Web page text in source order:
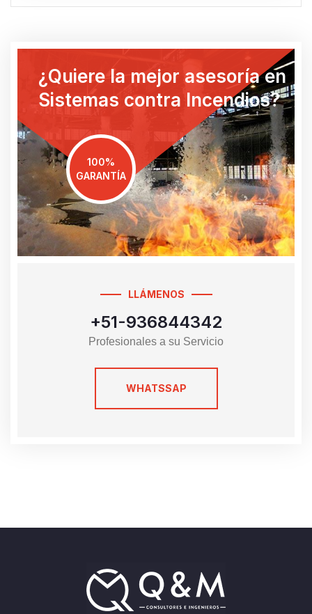
¿Quiere la mejor asesoría en
Sistemas contra Incendios?
100%
GARANTÍA
LLÁMENOS
+51-936844342
Profesionales a su Servicio
WHATSSAP